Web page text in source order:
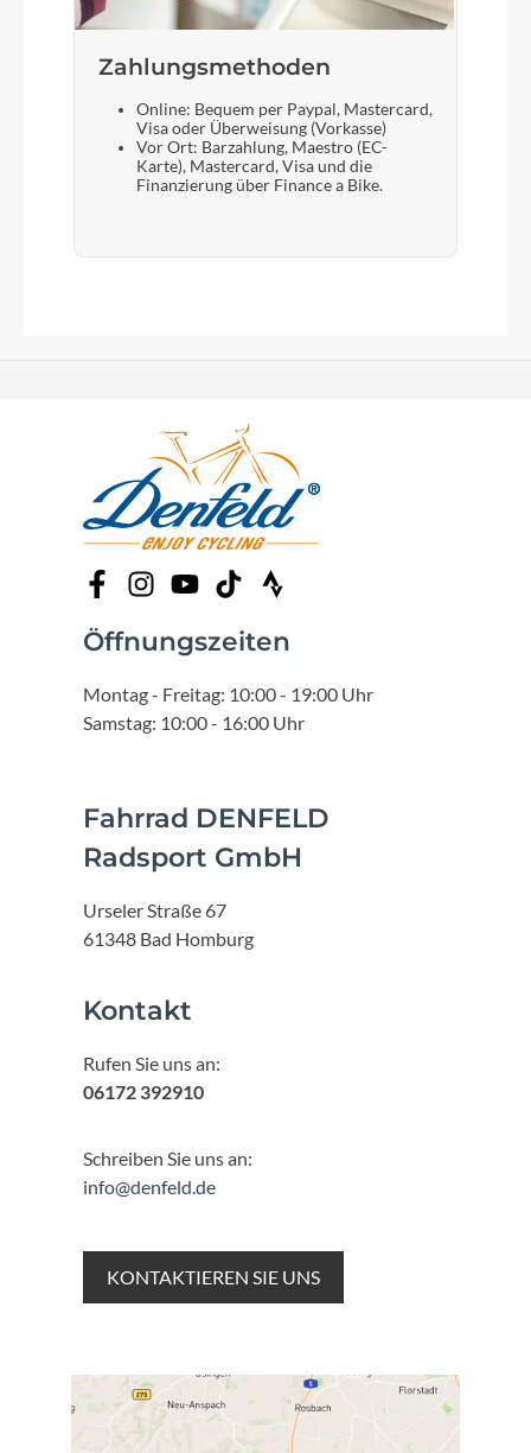
Zahlungsmethoden
Online: Bequem per Paypal, Mastercard,
Visa oder Überweisung (Vorkasse)
Vor Ort: Barzahlung, Maestro (EC-
Karte), Mastercard, Visa und die
Finanzierung über Finance a Bike.
Öffnungszeiten
Montag - Freitag: 10:00 - 19:00 Uhr
Samstag: 10:00 - 16:00 Uhr
Fahrrad DENFELD
Radsport GmbH
Urseler Straße 67
61348 Bad Homburg
Kontakt
Rufen Sie uns an:
06172 392910
Schreiben Sie uns an:
info@denfeld.de
KONTAKTIEREN SIE UNS